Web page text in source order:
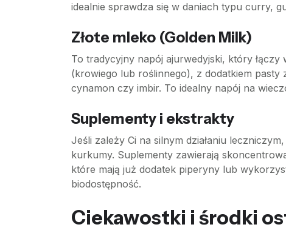
idealnie sprawdza się w daniach typu curry,
Złote mleko (Golden Milk)
To tradycyjny napój ajurwedyjski, który
(krowiego lub roślinnego), z dodatkiem
cynamon czy imbir. To idealny napój na
Suplementy i ekstrakty
Jeśli zależy Ci na silnym działaniu
kurkumy. Suplementy zawierają
które mają już dodatek piperyny lub
biodostępność.
Ciekawostki i środki